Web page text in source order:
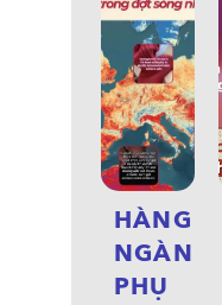
HÀNG
NGÀN
PHỤ